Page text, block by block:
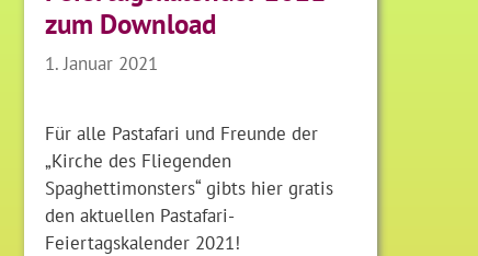
zum Download
1. Januar 2021
Für alle Pastafari und Freunde der
„Kirche des Fliegenden
Spaghettimonsters“ gibts hier gratis
den aktuellen Pastafari-
Feiertagskalender 2021!